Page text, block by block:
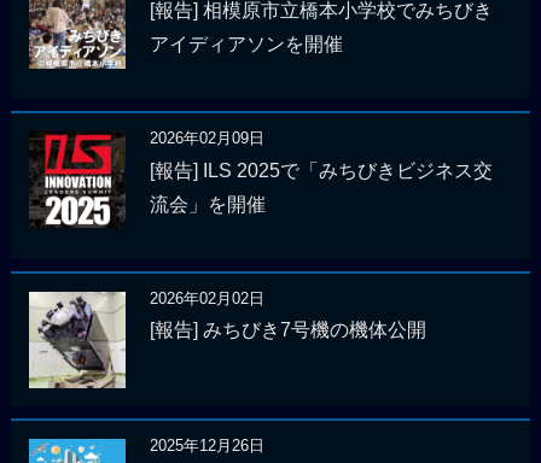
[報告] 相模原市立橋本小学校でみちびき
アイディアソンを開催
2026年02月09日
[報告] ILS 2025で「みちびきビジネス交
流会」を開催
2026年02月02日
[報告] みちびき7号機の機体公開
2025年12月26日